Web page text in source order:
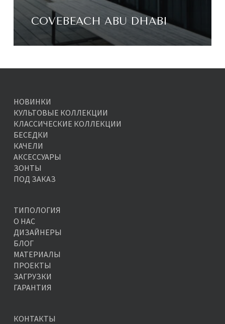
COVEBEACH ABU DHABI
НОВИНКИ
КУЛЬТОВЫЕ КОЛЛЕКЦИИ
КЛАССИЧЕСКИЕ КОЛЛЕКЦИИ
БЕСЕДКИ
КАЧЕЛИ
АКСЕССУАРЫ
ЗОНТЫ
ПОД ЗАКАЗ
ТИПОЛОГИЯ
О НАС
ДИЗАЙНЕРЫ
БЛОГ
МАТЕРИАЛЫ
ПРОЕКТЫ
ЗАГРУЗКИ
ГАРАНТИЯ
КОНТАКТЫ